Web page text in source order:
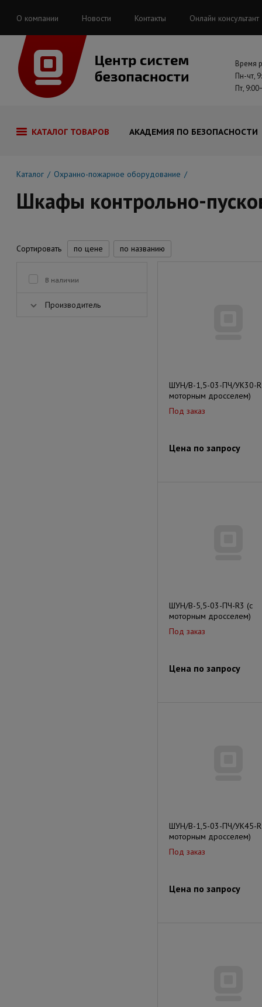
О компании Новости Контакты Онлайн консультант
Время
Пн-чт,
Пт,
КАТАЛОГ ТОВАРОВ АКАДЕМИЯ ПО БЕЗОПАСНОСТИ
Каталог Охранно-пожарное оборудование
Шкафы контрольно-
Сортировать по цене по названию
В наличии
Производитель
ШУН/В-1,5-03-ПЧ/УК30-
моторным дросселем)
Под заказ
Цена по запросу
ШУН/В-5,5-03-ПЧ-R3 (с
моторным дросселем)
Под заказ
Цена по запросу
ШУН/В-1,5-03-ПЧ/УК45-
моторным дросселем)
Под заказ
Цена по запросу